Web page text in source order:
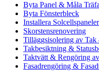
Byta Panel & Måla
Byta Fönsterbleck
Installera
Skorstensrenovering
Tilläggsisolering av
Takbesiktning &
Taktvätt & Rengöring
Fasadrengöring &